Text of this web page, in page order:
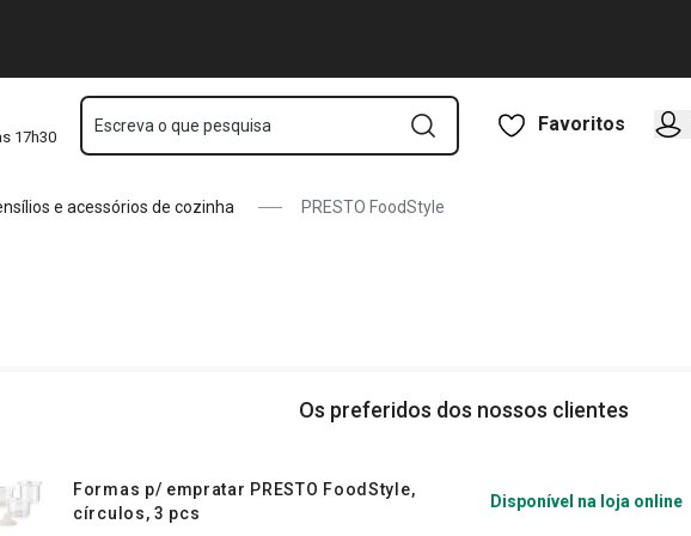
17h30
Escreva o que pesquisa Favoritos
e acessórios de cozinha PRESTO FoodStyle
Os preferidos dos nossos clientes
Formas p/ empratar PRESTO FoodStyle,
círculos, 3 pcs
Disponível na loja online